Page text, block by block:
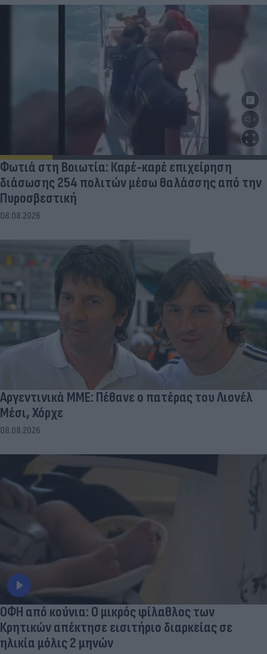
Φωτιά στη Βοιωτία: Καρέ-καρέ επιχείρηση
διάσωσης 254 πολιτών μέσω θαλάσσης από την
Πυροσβεστική
08.08.2026
Αργεντινικά ΜΜΕ: Πέθανε ο πατέρας του Λιονέλ
Μέσι, Χόρχε
08.08.2026
ΟΦΗ από κούνια: Ο μικρός φίλαθλος των
Κρητικών απέκτησε εισιτήριο διαρκείας σε
ηλικία μόλις 2 μηνών